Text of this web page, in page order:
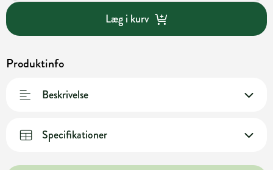
Læg i kurv
Produktinfo
Beskrivelse
Specifikationer